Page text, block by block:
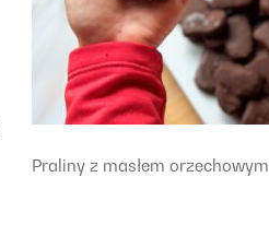
Praliny z masłem orzechowym